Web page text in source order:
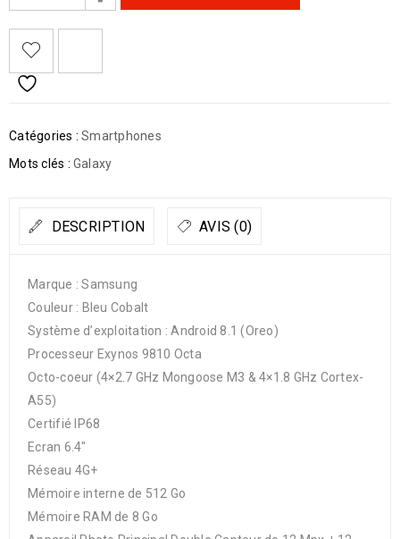
Catégories : Smartphones
Mots clés : Galaxy
DESCRIPTION AVIS (0)
Marque : Samsung
Couleur : Bleu Cobalt
Système d’exploitation : Android 8.1 (Oreo)
Processeur Exynos 9810 Octa
Octo-coeur (4×2.7 GHz Mongoose M3 & 4×1.8 GHz Cortex-
A55)
Certifié IP68
Ecran 6.4″
Réseau 4G+
Mémoire interne de 512 Go
Mémoire RAM de 8 Go